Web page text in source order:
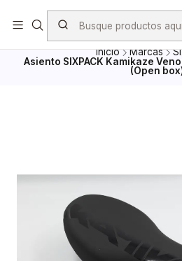
Envio Gratis por compras
Bicicletas, porta Bicicletas y
Inicio Marcas
Asiento SIXPACK Kamikaze
(Open